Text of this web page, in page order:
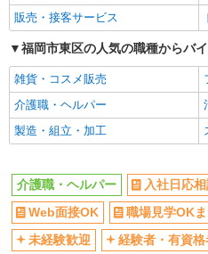
株式会社kotrio /●FK-H-2010167
福岡市東区＊
や掃除など♪日
時給1450円
通費全支給(ガ
福岡市東区
派遣社員
株式会社kotrio /●FK-H-2068669
＼収入アップを
STAFF｜資格支
販売・接客サービス
福岡市東区の人気の職種からバ
雑貨・コスメ販売
介護職・ヘルパー
製造・組立・加工
介護職・ヘルパー 入社日応
Web面接OK
職場見学OK
未経験歓迎
経験者・有資格